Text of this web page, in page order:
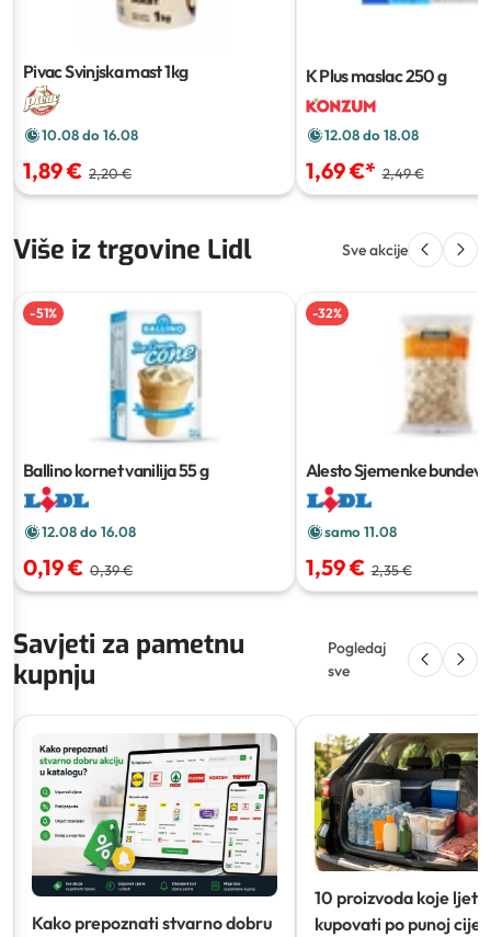
Pivac Svinjska mast1kg
10.08 do 16.08
1,89 € 2,20 €
K Plus maslac250 g
12.08 do 18.08
1,69 €* 2,49 €
Više iz trgovine Lidl Sve akcije
-51%
Ballino kornet vanilija55 g
12.08 do 16.08
0,19 € 0,39 €
-32%
Alesto Sjemenke bundeve
samo 11.08
1,59 € 2,35 €
Savjeti za pametnu
kupnju
Pogledaj
sve
Kako prepoznati stvarno dobru
10 proizvoda koje ljeti
kupovati po punoj